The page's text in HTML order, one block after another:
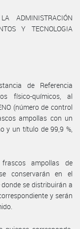
ADMINISTRACIÓN
Y TECNOLOGIA
de Referencia
físico-químicos, al
(número de control
ampollas con un
y un título de 99,9 %,
ampollas de
conservarán en el
se distribuirán a
y serán